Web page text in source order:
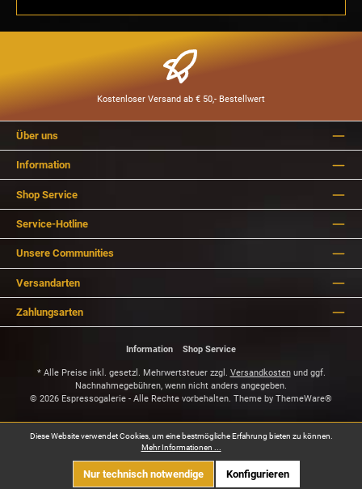
Kostenloser Versand ab € 50,- Bestellwert
Über uns
Information
Shop Service
Service-Hotline
Unsere Communities
Versandarten
Zahlungsarten
Information Shop Service
* Alle Preise inkl. gesetzl. Mehrwertsteuer zzgl. Versandkostenund ggf.
Nachnahmegebühren, wenn nicht anders angegeben.
© 2026 Espressogalerie - Alle Rechte vorbehalten. Theme by ThemeWare®
Diese Website verwendet Cookies, um eine bestmögliche Erfahrung bieten zu können.
Mehr Informationen ...
Nur technisch notwendige Konfigurieren